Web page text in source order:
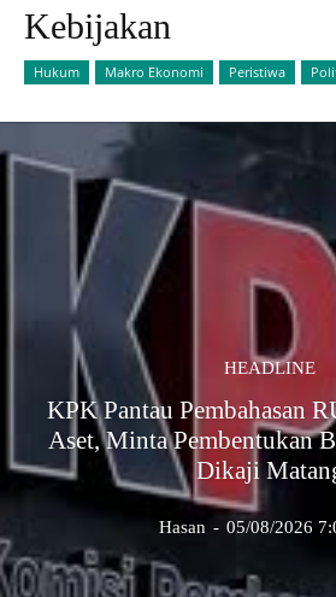
Kebijakan
Hukum Makro Ekonomi Peristiwa
HEADLINE
KPK Pantau Pembahasan
Aset, Minta Pembentukan
Dikaji
Hasan - 05/08/2026